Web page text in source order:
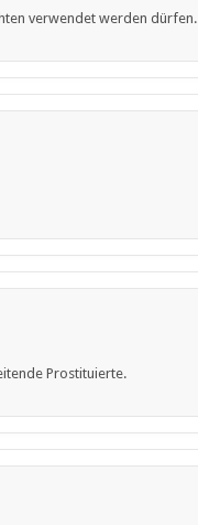
verwendet werden dürfen.
Prostituierte.